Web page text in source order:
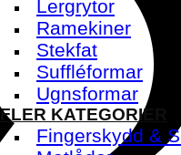
Lergrytor
Ramekiner
Stekfat
Suffléformar
Ugnsformar
FLER KATEGORIER
Fingerskydd &